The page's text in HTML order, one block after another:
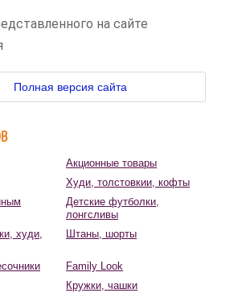
на сайте
Полная версия сайта
Акционные товары
Худи, толстовкии, кофты
Детские футболки,
лонгсливы
худи,
Штаны, шорты
Family Look
Кружки, чашки